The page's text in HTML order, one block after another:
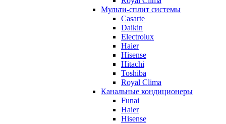
Мульти-сплит системы
Casarte
Daikin
Electrolux
Haier
Hisense
Hitachi
Toshiba
Royal Clima
Канальные кондиционеры
Funai
Haier
Hisense